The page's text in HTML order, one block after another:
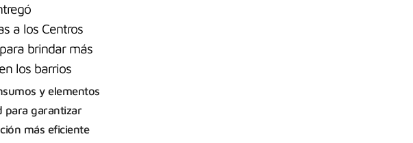
a los Centros
brindar más
los barrios
y elementos
para garantizar
más eficiente